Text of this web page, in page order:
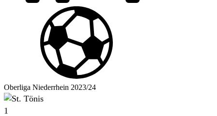
Oberliga Niederrhein 2023/24
1